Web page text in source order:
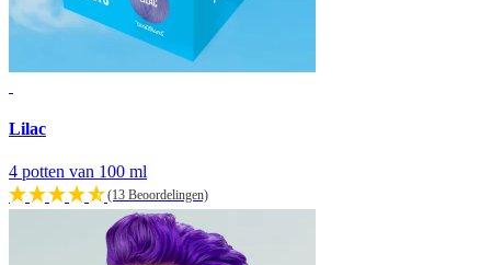
Lilac
4 potten van 100 ml
(13 Beoordelingen)